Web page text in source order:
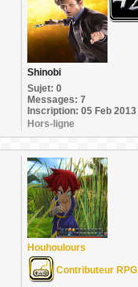
Shinobi
Sujet: 0
Messages: 7
Inscription: 05 Feb 2013
Hors-ligne
Houhoulours
Contributeur RPG